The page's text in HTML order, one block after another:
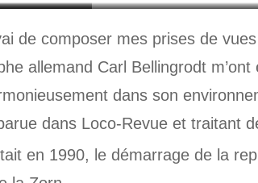
de composer mes prises de
allemand Carl Bellingrodt m’ont
dans son
dans Loco-Revue et traitant
en 1990, le démarrage de la